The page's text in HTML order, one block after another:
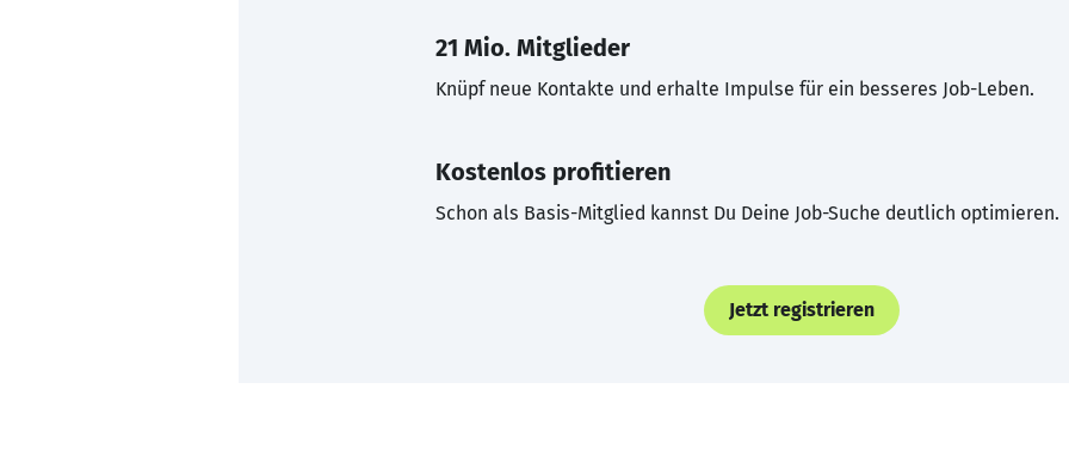
21 Mio. Mitglieder
Knüpf neue Kontakte und erhalte Impulse für ein besseres Job-Leben.
Kostenlos profitieren
Schon als Basis-Mitglied kannst Du Deine Job-Suche deutlich optimieren.
Jetzt registrieren